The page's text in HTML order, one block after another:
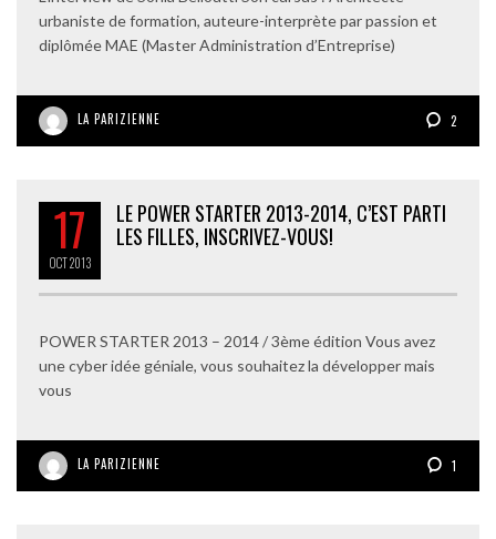
urbaniste de formation, auteure-interprète par passion et
diplômée MAE (Master Administration d’Entreprise)
LA PARIZIENNE 2
17
OCT2013
LE POWER STARTER 2013-2014, C’EST PARTI
LES FILLES, INSCRIVEZ-VOUS!
POWER STARTER 2013 – 2014 / 3ème édition Vous avez
une cyber idée géniale, vous souhaitez la développer mais
vous
LA PARIZIENNE 1